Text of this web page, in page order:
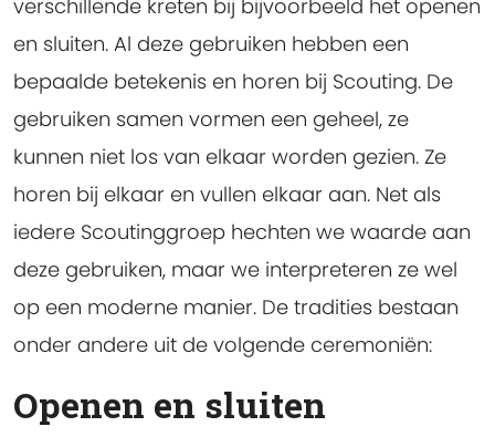
verschillende kreten bij bijvoorbeeld het openen
en sluiten. Al deze gebruiken hebben een
bepaalde betekenis en horen bij Scouting. De
gebruiken samen vormen een geheel, ze
kunnen niet los van elkaar worden gezien. Ze
horen bij elkaar en vullen elkaar aan. Net als
iedere Scoutinggroep hechten we waarde aan
deze gebruiken, maar we interpreteren ze wel
op een moderne manier. De tradities bestaan
onder andere uit de volgende ceremoniën:
Openen en sluiten